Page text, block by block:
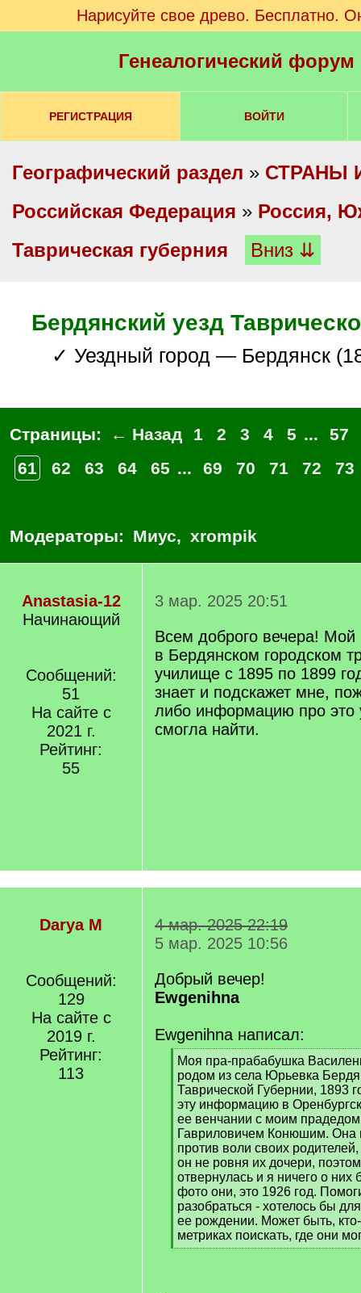
Нарисуйте свое древо. Бесплатно.
Генеалогический
РЕГИСТРАЦИЯ ВОЙТИ
Географический раздел » СТРАНЫ
Российская Федерация » Россия,
Таврическая губерния
Вниз ⇊
Бердянский уезд
✓ Уездный город — Бердянск
Страницы: ← Назад 1 2 3 4 5 ...
57
61
62 63 64 65 ... 69 70 71 72 73
Модераторы: Миус, xrompik
Anastasia-12
Начинающий
Сообщений:
51
На сайте с
2021 г.
Рейтинг:
55
3 мар. 2025 20:51
Всем доброго вечера! Мой
в Бердянском городском
училище с 1895 по 1899
знает и подскажет мне,
либо информацию про
смогла найти.
Darya M
Сообщений:
129
На сайте с
2019 г.
Рейтинг:
113
4 мар. 2025 22:19
5 мар. 2025 10:56
Добрый вечер!
Ewgenihna
Ewgenihna написал:
[
q
]
Моя пра-прабабушка
родом из села Юрьевка
Таврической Губернии, 1893
эту информацию в
ее венчании с моим
Гавриловичем Конюшим. Она
против воли своих
он не ровня их дочери,
отвернулась и я ничего о
фото они, это 1926 год.
разобраться - хотелось бы
ее рождении. Может быть, кто-
метриках поискать, где они
[